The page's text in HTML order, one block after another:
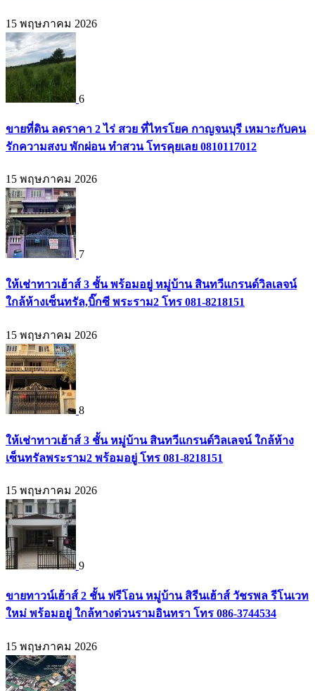
15 พฤษภาคม 2026
6
ขายที่ดิน ลดราคา 2 ไร่ สวย ที่ไทรโยค กาญจนบุรี เหมาะกับคน
รักความสงบ พักผ่อน ทำสวน โทรคุยเลย 0810117012
15 พฤษภาคม 2026
7
ให้เช่าทาวเฮ้าส์ 3 ชั้น พร้อมอยู่ หมู่บ้าน สินทวีแกรนด์วิลเลจน์
ใกล้ห้างเซ็นทรัล,บิ๊กซี พระราม2 โทร 081-8218151
15 พฤษภาคม 2026
8
ให้เช่าทาวเฮ้าส์ 3 ชั้น หมู่บ้าน สินทวีแกรนด์วิลเลจน์ ใกล้ห้าง
เซ็นทรัลพระราม2 พร้อมอยู่ โทร 081-8218151
15 พฤษภาคม 2026
9
ขายทาวน์เฮ้าส์ 2 ชั้น ฟรีโอน หมู่บ้าน สิรีนเฮ้าส์ วัชรพล รีโนเวท
ใหม่ พร้อมอยู่ ใกล้ทางด่วนรามอินทรา โทร 086-3744534
15 พฤษภาคม 2026